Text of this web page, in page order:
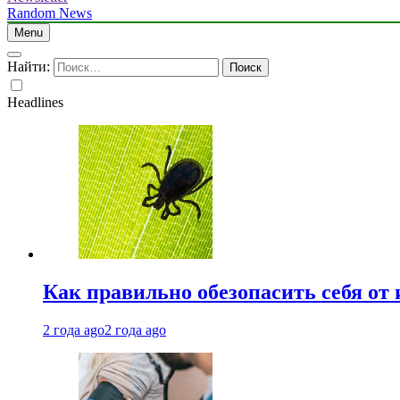
Random News
Menu
Найти:
Headlines
Как правильно обезопасить себя
2 года ago2 года ago